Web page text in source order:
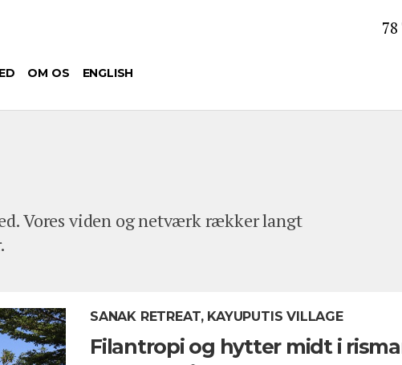
OM OS ENGLISH
78
Vores viden og netværk rækker langt
SANAK RETREAT, KAYUPUTIS VILLAGE
Filantropi og hytter midt i